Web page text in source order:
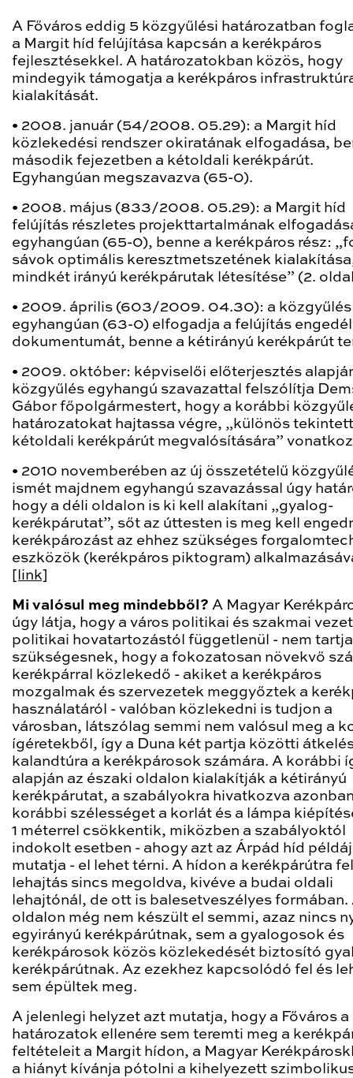
A Főváros eddig 5 közgyűlési határozatban
a Margit híd felújítása kapcsán a kerékpáros
fejlesztésekkel. A határozatokban közös, hogy
mindegyik támogatja a kerékpáros
kialakítását.
• 2008. január (54/2008. 05.29): a Margit híd
közlekedési rendszer okiratának elfogadása,
második fejezetben a kétoldali kerékpárút.
Egyhangúan megszavazva (65-0).
• 2008. május (833/2008. 05.29): a Margit híd
felújítás részletes projekttartalmának
egyhangúan (65-0), benne a kerékpáros rész:
sávok optimális keresztmetszetének
mindkét irányú kerékpárutak létesítése” (2.
• 2009. április (603/2009. 04.30): a közgyűlés
egyhangúan (63-0) elfogadja a felújítás
dokumentumát, benne a kétirányú kerékpárút
• 2009. október: képviselői előterjesztés
közgyűlés egyhangú szavazattal felszólítja
Gábor főpolgármestert, hogy a korábbi
határozatokat hajtassa végre, „különös
kétoldali kerékpárút megvalósítására”
• 2010 novemberében az új összetételű
ismét majdnem egyhangú szavazással úgy
hogy a déli oldalon is ki kell alakítani „gyalog-
kerékpárutat”, sőt az úttesten is meg kell
kerékpározást az ehhez szükséges
eszközök (kerékpáros piktogram)
[link]
Mi valósul meg mindebből? A Magyar
úgy látja, hogy a város politikai és szakmai
politikai hovatartozástól függetlenül - nem tartja
szükségesnek, hogy a fokozatosan növekvő
kerékpárral közlekedő - akiket a kerékpáros
mozgalmak és szervezetek meggyőztek a
használatáról - valóban közlekedni is tudjon a
városban, látszólag semmi nem valósul meg a
ígéretekből, így a Duna két partja közötti
kalandtúra a kerékpárosok számára. A korábbi
alapján az északi oldalon kialakítják a kétirányú
kerékpárutat, a szabályokra hivatkozva
korábbi szélességet a korlát és a lámpa
1 méterrel csökkentik, miközben a szabályoktól
indokolt esetben - ahogy azt az Árpád híd
mutatja - el lehet térni. A hídon a kerékpárútra
lehajtás sincs megoldva, kivéve a budai oldali
lehajtónál, de ott is balesetveszélyes formában.
oldalon még nem készült el semmi, azaz nincs
egyirányú kerékpárútnak, sem a gyalogosok és
kerékpárosok közös közlekedését biztosító
kerékpárútnak. Az ezekhez kapcsolódó fel és
sem épültek meg.
A jelenlegi helyzet azt mutatja, hogy a Főváros a
határozatok ellenére sem teremti meg a
feltételeit a Margit hídon, a Magyar
a hiányt kívánja pótolni a kihelyezett